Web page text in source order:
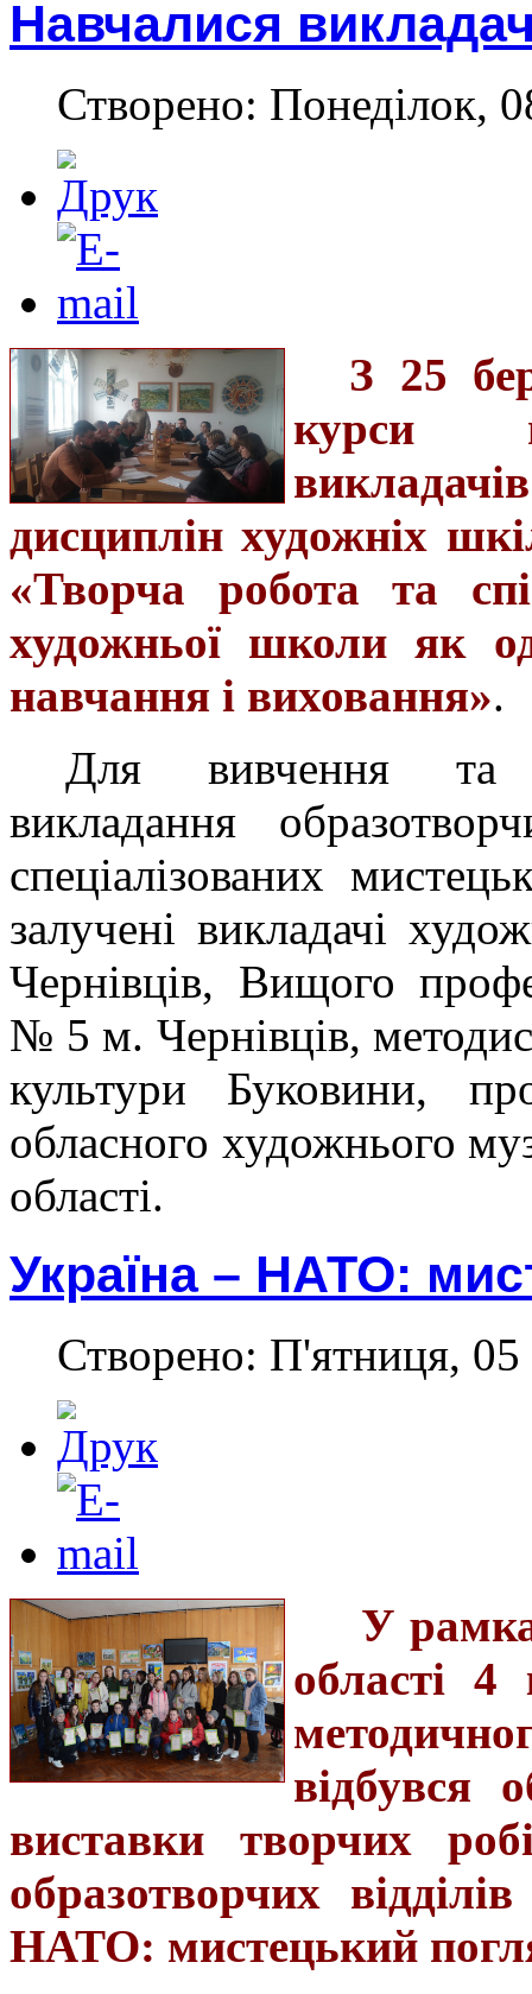
Навчалися
Створено: Понеділок,
З 25
курси
дисциплін художніх
«Творча робота та
художньої школи як
навчання і виховання».
Для вивчення та
викладання
спеціалізованих
залучені викладачі
Чернівців, Вищого
№ 5 м. Чернівців,
культури Буковини,
обласного художнього
області.
Україна – НАТО:
Створено: П'ятниця, 05
У
області 4
відбувся
виставки творчих
образотворчих
НАТО: мистецький